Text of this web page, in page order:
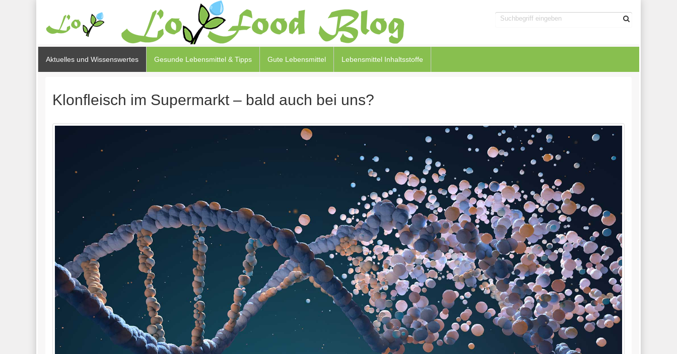
Aktuelles und Wissenswertes Gesunde Lebensmittel & Tipps Gute Lebensmittel Lebensmittel Inhaltsstoffe
Klonfleisch im Supermarkt – bald auch bei uns?